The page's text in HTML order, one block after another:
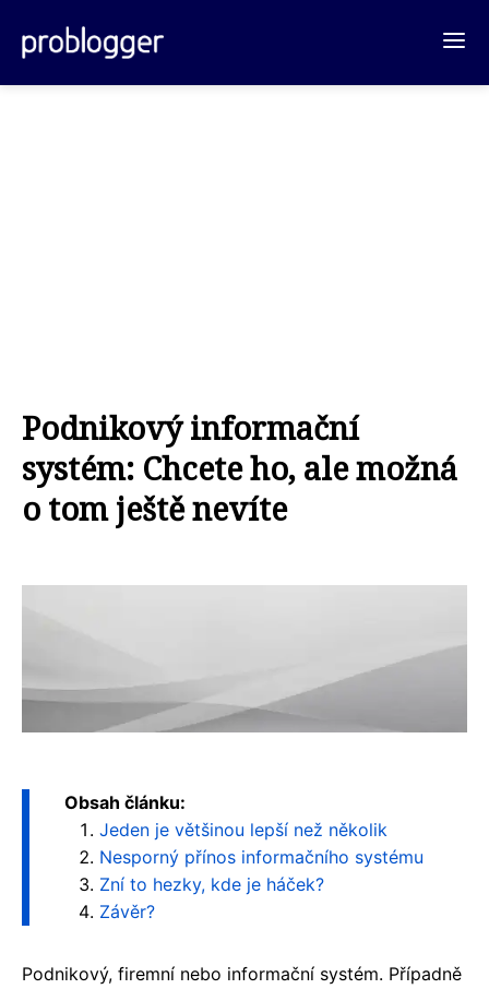
Podnikový informační
systém: Chcete ho, ale možná
o tom ještě nevíte
Obsah článku:
Jeden je většinou lepší než několik
Nesporný přínos informačního systému
Zní to hezky, kde je háček?
Závěr?
Podnikový, firemní nebo informační systém. Případně